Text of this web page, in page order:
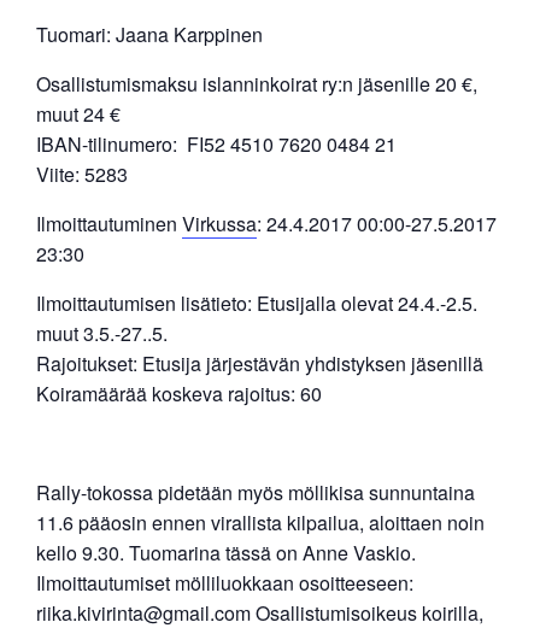
Tuomari: Jaana Karppinen
Osallistumismaksu islanninkoirat ry:n jäsenille 20 €,
muut 24 €
IBAN-tilinumero: FI52 4510 7620 0484 21
Viite: 5283
Ilmoittautuminen Virkussa: 24.4.2017 00:00-27.5.2017
23:30
Ilmoittautumisen lisätieto: Etusijalla olevat 24.4.-2.5.
muut 3.5.-27..5.
Rajoitukset: Etusija järjestävän yhdistyksen jäsenillä
Koiramäärää koskeva rajoitus: 60
Rally-tokossa pidetään myös möllikisa sunnuntaina
11.6 pääosin ennen virallista kilpailua, aloittaen noin
kello 9.30. Tuomarina tässä on Anne Vaskio.
Ilmoittautumiset mölliluokkaan osoitteeseen:
riika.kivirinta@gmail.com Osallistumisoikeus koirilla,